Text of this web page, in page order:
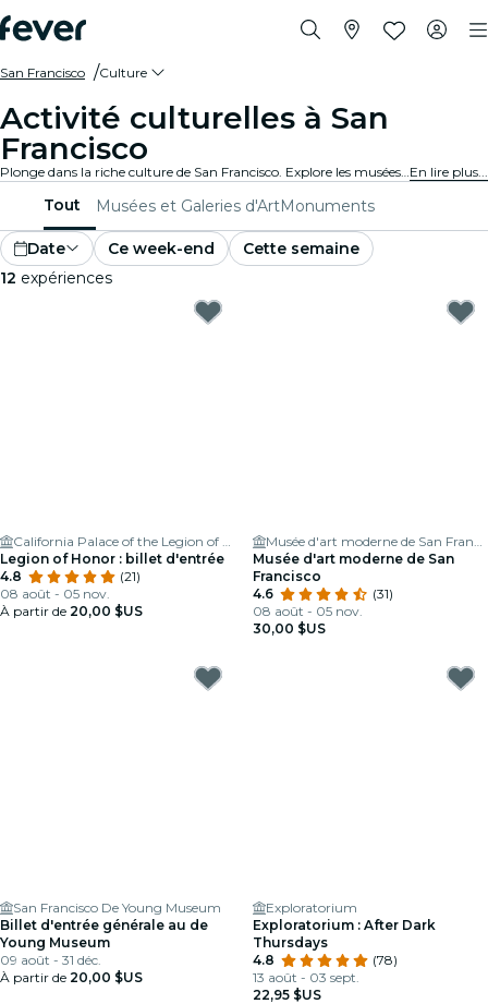
San Francisco Culture
Activité culturelles à San
Francisco
Plonge dans la riche culture de San Francisco. Explore les musées et participe à des événements culturels et élargis tes horizons.En lire plus...
Tout Musées et Galeries d'ArtMonuments
Date Ce week-end
Cette semaine
12 expériences
California Palace of the Legion of Honor
Legion of Honor : billet d'entrée
4.8
(21)
08 août - 05 nov.
À partir de 20,00 $US
Musée d'art moderne de San Francisco
Musée d'art moderne de San
Francisco
4.6
(31)
08 août - 05 nov.
30,00 $US
San Francisco De Young Museum
Billet d'entrée générale au de
Young Museum
09 août - 31 déc.
À partir de 20,00 $US
Exploratorium
Exploratorium : After Dark
Thursdays
4.8
(78)
13 août - 03 sept.
22,95 $US